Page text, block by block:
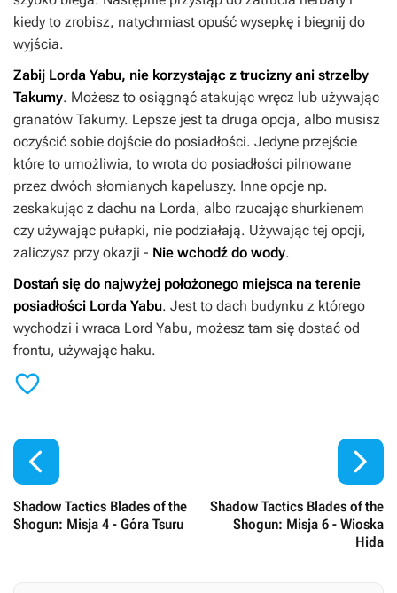
kiedy to zrobisz, natychmiast opuść wysepkę i biegnij do
wyjścia.
Zabij Lorda Yabu, nie korzystając z trucizny ani strzelby
Takumy. Możesz to osiągnąć atakując wręcz lub używając
granatów Takumy. Lepsze jest ta druga opcja, albo musisz
oczyścić sobie dojście do posiadłości. Jedyne przejście
które to umożliwia, to wrota do posiadłości pilnowane
przez dwóch słomianych kapeluszy. Inne opcje np.
zeskakując z dachu na Lorda, albo rzucając shurkienem
czy używając pułapki, nie podziałają. Używając tej opcji,
zaliczysz przy okazji - Nie wchodź do wody.
Dostań się do najwyżej położonego miejsca na terenie
posiadłości Lorda Yabu. Jest to dach budynku z którego
wychodzi i wraca Lord Yabu, możesz tam się dostać od
frontu, używając haku.


Shadow Tactics Blades of the
Shogun: Misja 4 - Góra Tsuru
Shadow Tactics Blades of the
Shogun: Misja 6 - Wioska
Hida
